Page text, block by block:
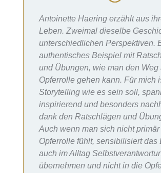
Antoinette Haering erzählt aus
Leben. Zweimal dieselbe
unterschiedlichen Perspektiven.
authentisches Beispiel mit
und Übungen, wie man den Weg
Opferrolle gehen kann. Für mich
Storytelling wie es sein soll,
inspirierend und besonders
dank den Ratschlägen und
Auch wenn man sich nicht
Opferrolle fühlt, sensibilisiert das
auch im Alltag
übernehmen und nicht in die